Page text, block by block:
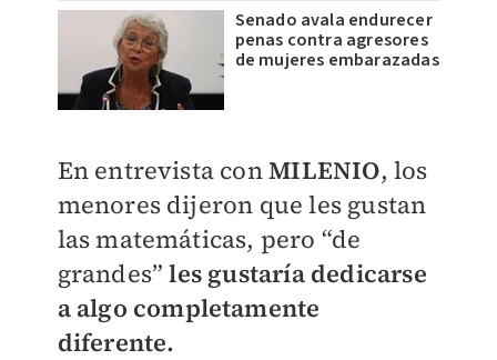
Senado avala endurecer
penas contra agresores
de mujeres embarazadas
En entrevista conMILENIO, los
menores dijeron que les gustan
las matemáticas, pero “de
grandes”les gustaría dedicarse
a algo completamente
diferente.